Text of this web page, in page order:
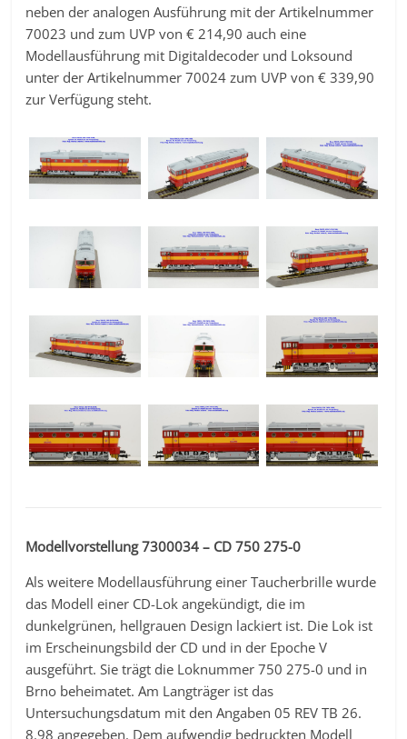
neben der analogen Ausführung mit der Artikelnummer
70023 und zum UVP von € 214,90 auch eine
Modellausführung mit Digitaldecoder und Loksound
unter der Artikelnummer 70024 zum UVP von € 339,90
zur Verfügung steht.
Modellvorstellung 7300034 – CD 750 275-0
Als weitere Modellausführung einer Taucherbrille wurde
das Modell einer CD-Lok angekündigt, die im
dunkelgrünen, hellgrauen Design lackiert ist. Die Lok ist
im Erscheinungsbild der CD und in der Epoche V
ausgeführt. Sie trägt die Loknummer 750 275-0 und in
Brno beheimatet. Am Langträger ist das
Untersuchungsdatum mit den Angaben 05 REV TB 26.
8.98 angegeben. Dem aufwendig bedruckten Modell